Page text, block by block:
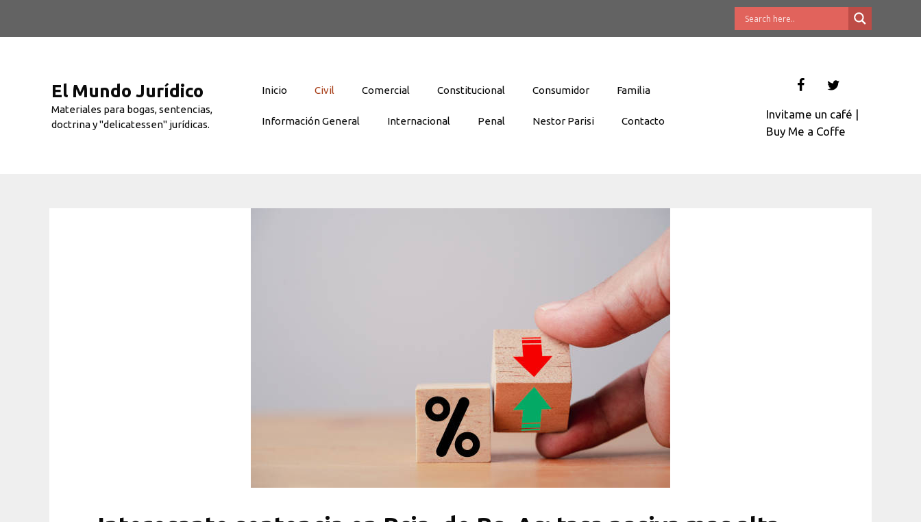
El Mundo Jurídico
Materiales para bogas, sentencias,
doctrina y "delicatessen" jurídicas.
Inicio Civil Comercial Constitucional Consumidor Familia
Información General Internacional Penal Nestor Parisi Contacto
Invitame un café |
Buy Me a Coffe